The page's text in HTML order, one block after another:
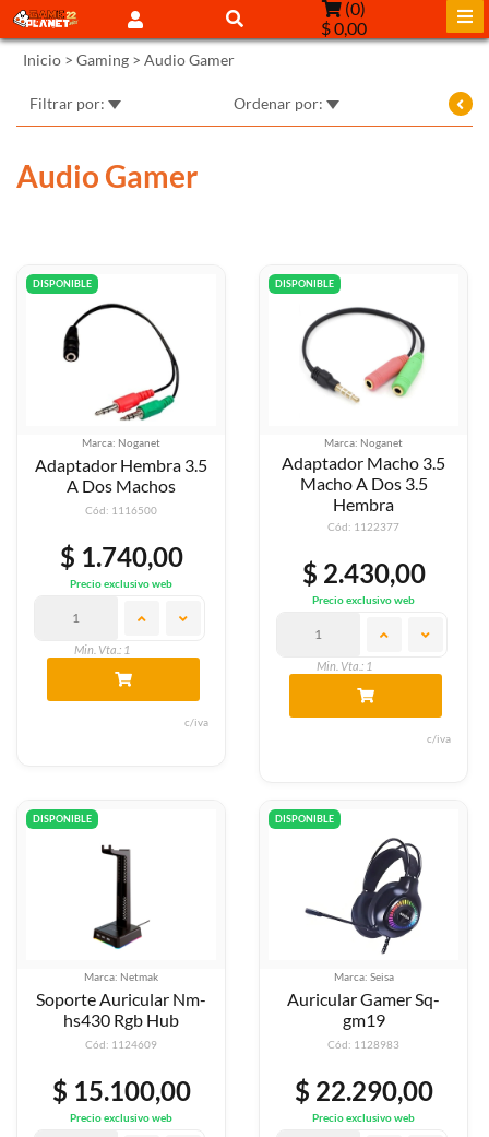
(0)
$ 0,00
Inicio > Gaming > Audio Gamer
Filtrar por: Ordenar por:
Audio Gamer
DISPONIBLE
Marca: Noganet
Adaptador Hembra 3.5
A Dos Machos
Cód: 1116500
$ 1.740,00
Precio exclusivo web
Min. Vta.: 1
c/iva
DISPONIBLE
Marca: Noganet
Adaptador Macho 3.5
Macho A Dos 3.5
Hembra
Cód: 1122377
$ 2.430,00
Precio exclusivo web
Min. Vta.: 1
c/iva
DISPONIBLE
Marca: Netmak
Soporte Auricular Nm-
hs430 Rgb Hub
Cód: 1124609
$ 15.100,00
Precio exclusivo web
DISPONIBLE
Marca: Seisa
Auricular Gamer Sq-
gm19
Cód: 1128983
$ 22.290,00
Precio exclusivo web